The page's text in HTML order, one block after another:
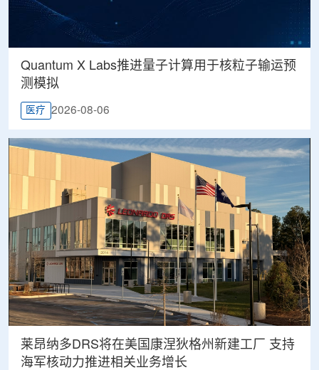
Quantum X Labs推进量子计算用于核粒子输运预
测模拟
医疗 2026-08-06
莱昂纳多DRS将在美国康涅狄格州新建工厂 支持
海军核动力推进相关业务增长